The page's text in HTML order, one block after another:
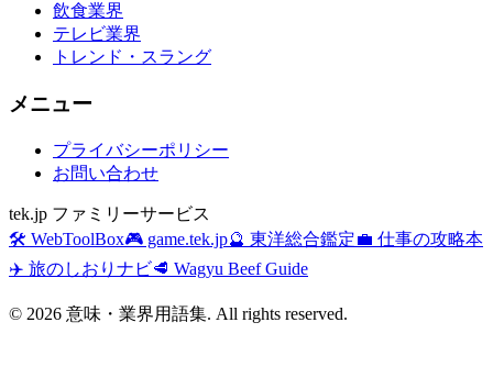
飲食業界
テレビ業界
トレンド・スラング
メニュー
プライバシーポリシー
お問い合わせ
tek.jp ファミリーサービス
🛠️ WebToolBox🎮 game.tek.jp🔮 東洋総合鑑定💼 仕事の攻略本
✈️ 旅のしおりナビ🥩 Wagyu Beef Guide
© 2026 意味・業界用語集. All rights reserved.